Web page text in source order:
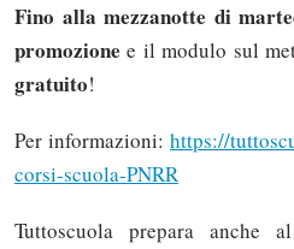
Fino alla mezzanotte di
promozione e il modulo sul
gratuito!
Per informazioni: https://
corsi-scuola-PNRR
Tuttoscuola prepara anche